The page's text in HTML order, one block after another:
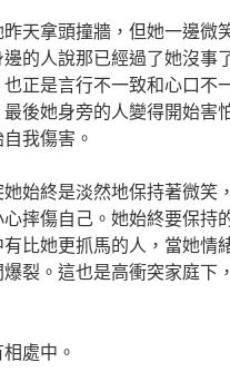
天拿頭撞牆，但她一邊微
的人說那已經過了她沒事
正是言行不一致和心口不
後她身旁的人變得開始害
我傷害。
始終是淡然地保持著微笑
摔傷自己。她始終要保持
比她更抓馬的人，當她情
裂。這也是高衝突家庭下
處中。